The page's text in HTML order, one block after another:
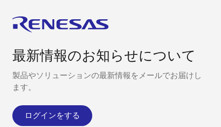
最新情報のお知らせについて
製品やソリューションの最新情報をメールでお届けし
ます。
ログインをする